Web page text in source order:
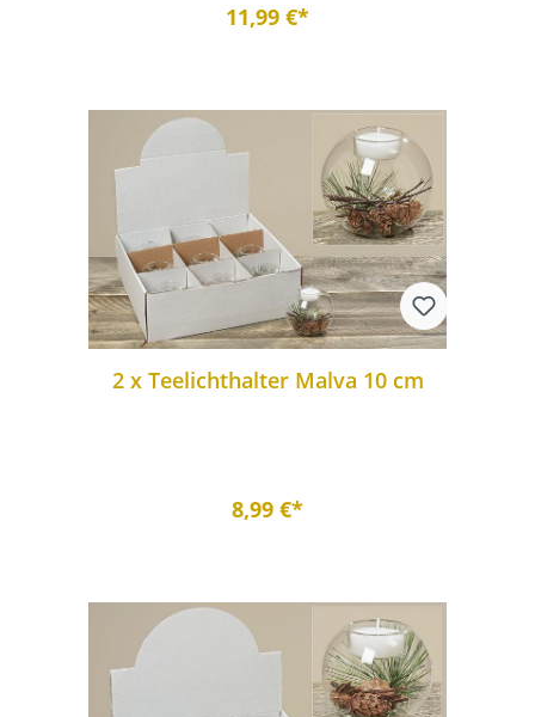
11,99 €*
2 x Teelichthalter Malva 10 cm
8,99 €*